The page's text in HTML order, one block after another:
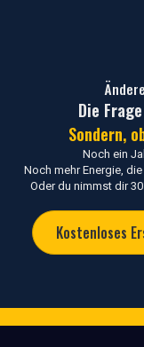
Die
Sondern,
Noch ein
Noch mehr Energie,
Oder du nimmst dir
Kostenloses